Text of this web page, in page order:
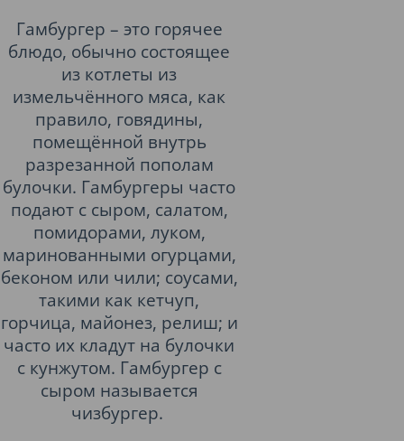
Гамбургер – это горячее
блюдо, обычно состоящее
из котлеты из
измельчённого мяса, как
правило, говядины,
помещённой внутрь
разрезанной пополам
булочки. Гамбургеры часто
подают с сыром, салатом,
помидорами, луком,
маринованными огурцами,
беконом или чили; соусами,
такими как кетчуп,
горчица, майонез, релиш; и
часто их кладут на булочки
с кунжутом. Гамбургер с
сыром называется
чизбургер.